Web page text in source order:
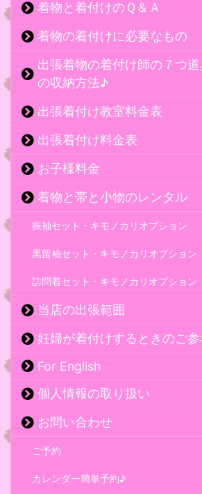
着物と着付けのＱ＆Ａ
着物の着付けに必要なもの
出張着物の着付け師の７つ
の収納方法♪
出張着付け教室料金表
出張着付け料金表
お子様料金
着物と帯と小物のレンタル
振袖セット・キモノカリオプション
黒留袖セット・キモノカリオプション
訪問着セット・キモノカリオプション
当店の出張範囲
妊婦が着付けするときのご
For English
個人情報の取り扱い
お問い合わせ
ご予約
カレンダー簡単予約♪